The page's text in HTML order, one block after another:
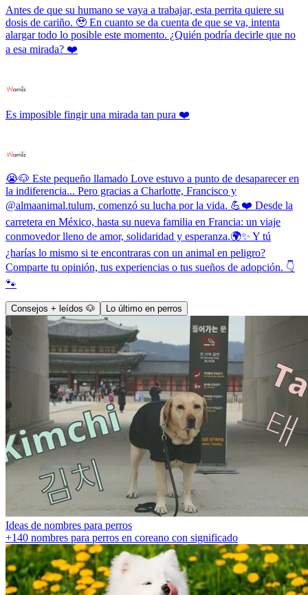
Antes de que su humano se vaya a trabajar, esta perrita quiere su
dosis de cariño. 🥹 En cuanto se da cuenta de que se va, intenta
alargar todo lo posible este momento. ¿Quién podría decirle que no
a esa mirada? ❤️
Es imposible fingir una mirada tan pura ❤️
😭🐶 Este pequeño llamado Love estuvo a punto de desaparecer en
la indiferencia... Pero gracias a Charlotte, Francisco y
@almaanimal.tulum, comenzó su lucha por la vida. 💪❤️ Desde la
carretera en México, hasta su nueva familia en Francia: un viaje
conmovedor lleno de amor, solidaridad y esperanza.🌍✨ Y tú
¿harías lo mismo si te encontraras con un animal en peligro?
Comparte tu opinión, tus experiencias o tus sueños de adopción. 👇
🐾
Consejos + leídos 🐶 Lo último en perros
Ideas de nombres para perros
+140 nombres para perros en coreano con significado